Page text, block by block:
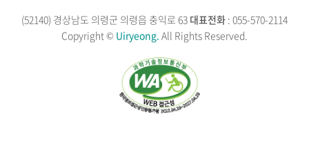
(52140) 경상남도 의령군 의령읍 충익로 63 대표전화 : 055-570-2114
Copyright © Uiryeong. All Rights Reserved.